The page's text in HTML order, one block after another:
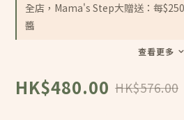
全店，Mama's Step大贈送：每
醬
查看更多
HK$480.00 HK$576.00